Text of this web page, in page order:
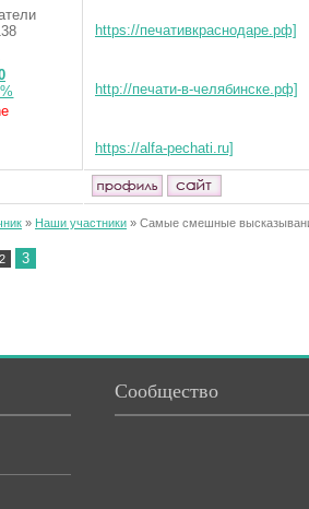
https://печативкраснодаре.рф]
http://печати-в-челябинске.рф]
https://alfa-pechati.ru]
» Наши участники » Самые смешные
2 3
Сообщество